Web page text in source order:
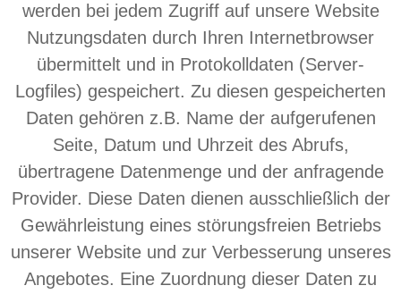
werden bei jedem Zugriff auf unsere Website
Nutzungsdaten durch Ihren Internetbrowser
übermittelt und in Protokolldaten (Server-
Logfiles) gespeichert. Zu diesen gespeicherten
Daten gehören z.B. Name der aufgerufenen
Seite, Datum und Uhrzeit des Abrufs,
übertragene Datenmenge und der anfragende
Provider. Diese Daten dienen ausschließlich der
Gewährleistung eines störungsfreien Betriebs
unserer Website und zur Verbesserung unseres
Angebotes. Eine Zuordnung dieser Daten zu